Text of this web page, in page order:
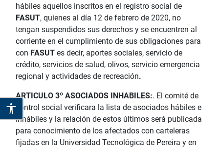
hábiles aquellos inscritos en el registro social de
FASUT, quienes al día 12 de febrero de 2020, no
tengan suspendidos sus derechos y se encuentren al
corriente en el cumplimiento de sus obligaciones para
con FASUT es decir, aportes sociales, servicio de
crédito, servicios de salud, olivos, servicio emergencia
regional y actividades de recreación.
ARTICULO 3º ASOCIADOS INHABILES:. El comité de
control social verificara la lista de asociados hábiles e
inhábiles y la relación de estos últimos será publicada
para conocimiento de los afectados con carteleras
fijadas en la Universidad Tecnológica de Pereira y en